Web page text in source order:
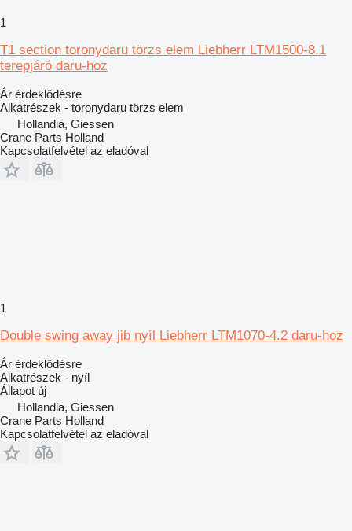
1
T1 section toronydaru törzs elem Liebherr LTM1500-8.1
terepjáró daru-hoz
Ár érdeklődésre
Alkatrészek - toronydaru törzs elem
Hollandia, Giessen
Crane Parts Holland
Kapcsolatfelvétel az eladóval
1
Double swing away jib nyíl Liebherr LTM1070-4.2 daru-hoz
Ár érdeklődésre
Alkatrészek - nyíl
Állapot új
Hollandia, Giessen
Crane Parts Holland
Kapcsolatfelvétel az eladóval